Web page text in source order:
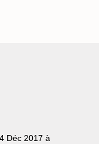
Déc 2017 à